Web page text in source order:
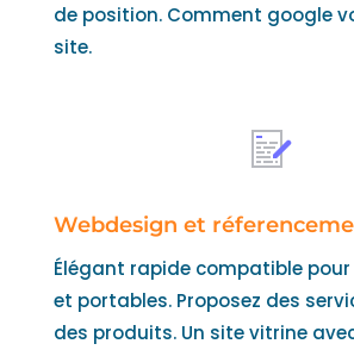
de position. Comment google
site.
Webdesign et
Élégant rapide compatible
et portables. Proposez des
des produits. Un site vitrine